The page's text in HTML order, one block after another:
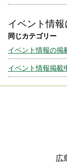
イベント情
イベント情報の掲
イベント情報掲載
広